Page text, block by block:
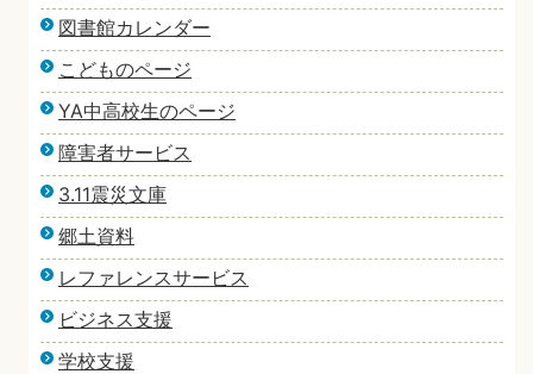
図書館カレンダー
こどものページ
YA中高校生のページ
障害者サービス
3.11震災文庫
郷土資料
レファレンスサービス
ビジネス支援
学校支援